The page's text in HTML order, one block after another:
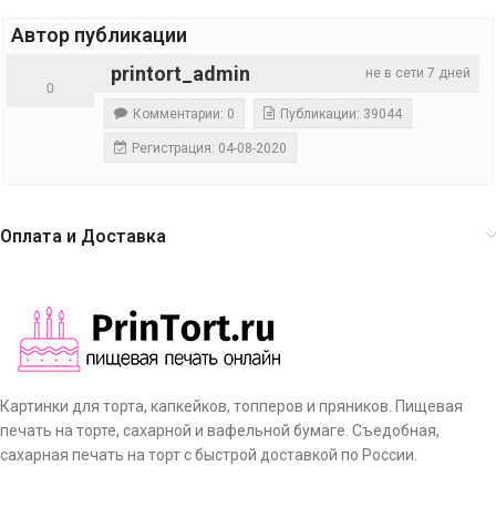
Автор публикации
не в сети 7 дней
printort_admin
Комментарии: 0 Публикации: 39044
Регистрация: 04-08-2020
Оплата и Доставка
Картинки для торта, капкейков, топперов и пряников. Пищевая
печать на торте, сахарной и вафельной бумаге. Съедобная,
сахарная печать на торт с быстрой доставкой по России.